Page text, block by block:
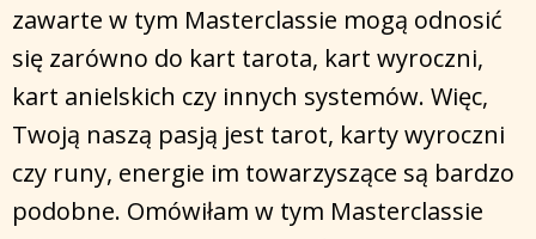
zawarte w tym Masterclassie mogą odnosić
się zarówno do kart tarota, kart wyroczni,
kart anielskich czy innych systemów. Więc,
Twoją naszą pasją jest tarot, karty wyroczni
czy runy, energie im towarzyszące są bardzo
podobne. Omówiłam w tym Masterclassie